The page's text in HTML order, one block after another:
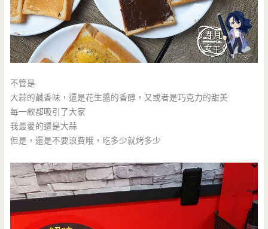
不管是
大蒜的鹹香味，還是花生醬的香醇，又或者是巧克力的甜美
每一款都吸引了大家
我最愛的還是大蒜
但是，還是不要浪費哦，吃多少就烤多少